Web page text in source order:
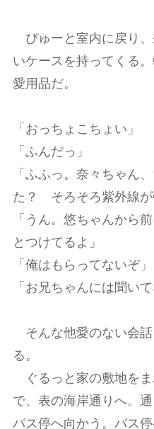
ぴゅーと室内に戻り
いケースを持ってくる
愛用品だ。
「おっちょこちょい」
「ふんだっ」
「ふふっ。奈々ちゃん
た？ そろそろ紫外線が
「うん。悠ちゃんから
とつけてるよ」
「俺はもらってないぞ」
「お兄ちゃんには聞い
そんな他愛のない会
る。
ぐるっと家の敷地を
で、表の海岸通りへ。
バス停へ向かう。バス